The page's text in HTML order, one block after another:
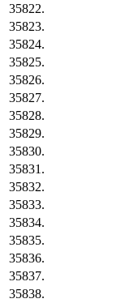
35822.
35823.
35824.
35825.
35826.
35827.
35828.
35829.
35830.
35831.
35832.
35833.
35834.
35835.
35836.
35837.
35838.